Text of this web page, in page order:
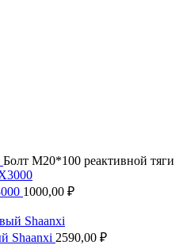
Болт М20*100 реактивной тяги
1000,00 ₽
Shaanxi 2590,00 ₽